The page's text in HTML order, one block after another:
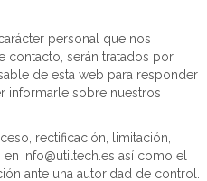
personal que nos
contacto, serán tratados por
de esta web para responder
informarle sobre nuestros
rectificación, limitación,
info@utiltech.es así como el
ante una autoridad de control.